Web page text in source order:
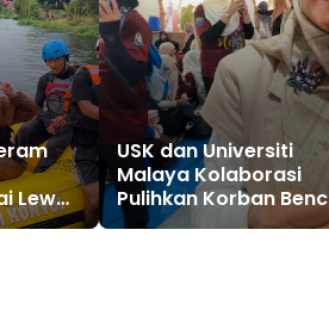
Lewat
USK dan Universiti
Malaya Kolaborasi
Pulihkan Korban
di Pidie Jaya